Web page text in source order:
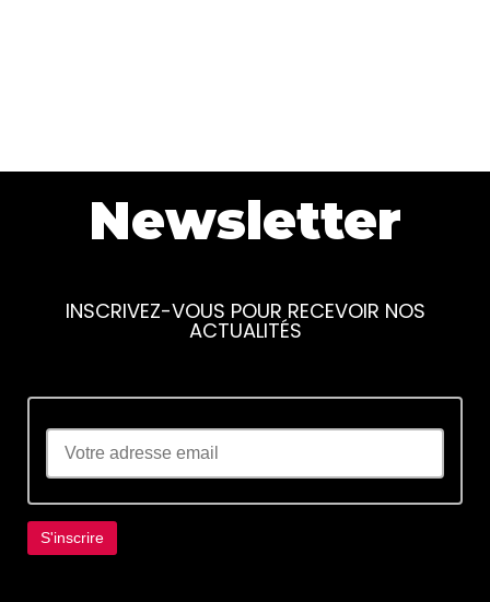
Newsletter
INSCRIVEZ-VOUS POUR RECEVOIR NOS
ACTUALITÉS